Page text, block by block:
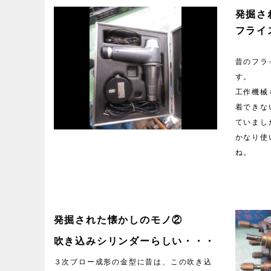
発掘
フライ
昔のフラ
す。
工作機械
着できな
ていまし
かなり使
ね。
発掘された懐かしのモノ②
吹き込みシリンダーらしい・・・
３次ブロー成形の金型に昔は、この吹き込